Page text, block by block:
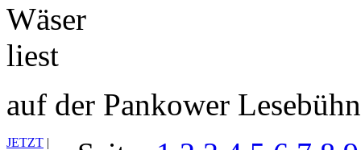
auf der Pankower
JETZT |